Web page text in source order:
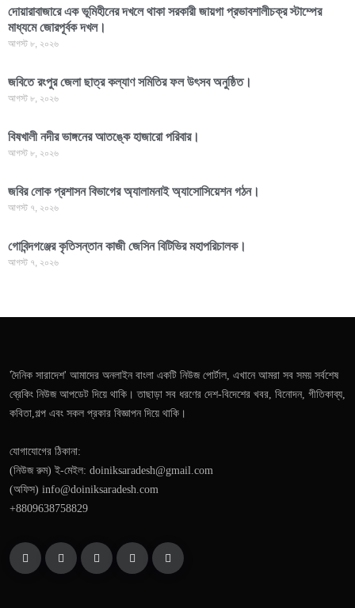
দোয়ারাবাজারে এক ভূমিহীনের দখলে থাকা সরকারী জায়গা প্রভাবশালীচক্র স্টাম্পের
মাধ্যমে জোরপূর্বক দখল।
আগস্ট ৮, ২০২৬
জবিতে রংপুর জেলা ছাত্র কল্যাণ সমিতির ফল উৎসব অনুষ্ঠিত।
আগস্ট ৮, ২০২৬
বিষখালী নদীর ভাঙ্গনের আতঙ্কে হাজারো পরিবার।
আগস্ট ৮, ২০২৬
জবির লোক প্রশাসন বিভাগের অ্যালামনাই অ্যাসোসিয়েশন গঠন।
আগস্ট ৭, ২০২৬
গোবিন্দগঞ্জের কৃতিসন্তান কাজী জেসিন বিটিভির মহাপরিচালক।
আগস্ট ৭, ২০২৬
'দৈনিক সারাদেশ' আমাদের অনলাইন বাংলা একটি নিউজ পোর্টাল, এখানে আমরা সব সময় সর্বশেষ
ব্রেকিং নিউজ আপডেট দিয়ে থাকি। তাছাড়া সব ধরণের দেশ-বিদেশের খবর, বিনোদন, গীতিকাব্য,
কবিতা,গল্প এবং সকল প্রকার বিজ্ঞাপন দিয়ে থাকি।
যোগাযোগের ঠিকানা:
(নিউজ রুম) ই-মেইল: doiniksaradesh@gmail.com
(অফিস) info@doiniksaradesh.com
+8809638758829